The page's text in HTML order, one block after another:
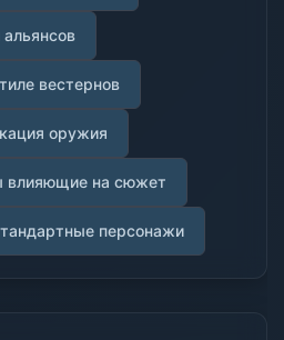
вестернов
оружия
влияющие на сюжет
персонажи